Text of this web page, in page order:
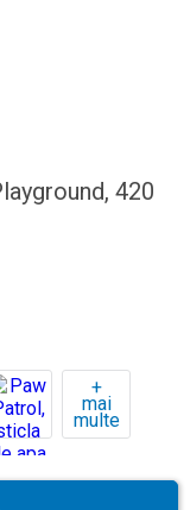
420
+
mai
multe